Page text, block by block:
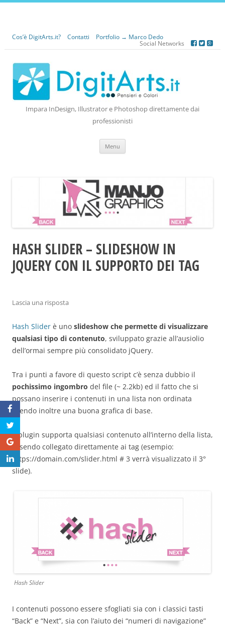
Cos’è DigitArts.it? Contatti
Portfolio → Marco Dedo
Social Networks
Impara InDesign, Illustrator e Photoshop direttamente dai
professionisti
Menu
HASH SLIDER – SLIDESHOW IN
JQUERY CON IL SUPPORTO DEI TAG
Lascia una risposta
Hash Slider è uno slideshow che permette di visualizzare
qualsiasi tipo di contenuto, sviluppato grazie all’ausiolio
dell’ormai sempre più consolidato jQuery.
Tra i punti a favore di questo script c’è senza dubbio il
pochissimo ingombro del file (~ 2.2kb) ed il fatto che si
possano inserire i contenuti in una lista non ordinata
avendo inoltre una buona grafica di base.
Il plugin supporta qualsiasi contenuto all’interno della lista,
essendo collegato direttamente ai tag (esempio:
https://domain.com/slider.html # 3 verrà visualizzato il 3°
slide).
Hash Slider
I contenuti possono essere sfogliati sia con i classici tasti
“Back” e “Next”, sia con l’aiuto dei “numeri di navigazione”